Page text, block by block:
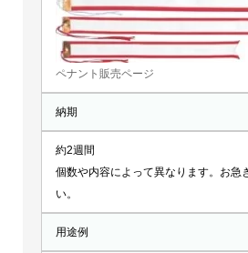
ペナント販売ページ
納期
約2週間
個数や内容によって異なります。お急
い。
用途例